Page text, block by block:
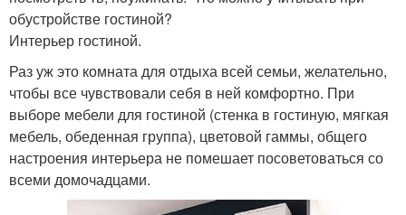
обустройстве гостиной?
Интерьер гостиной.
Раз уж это комната для отдыха всей семьи, желательно,
чтобы все чувствовали себя в ней комфортно. При
выборе мебели для гостиной (стенка в гостиную, мягкая
мебель, обеденная группа), цветовой гаммы, общего
настроения интерьера не помешает посоветоваться со
всеми домочадцами.